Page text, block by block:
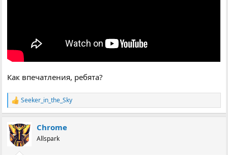
Как впечатления, ребята?
Р
е
к
ц
і
Seeker_in_the_Sky
Chrome
Allspark